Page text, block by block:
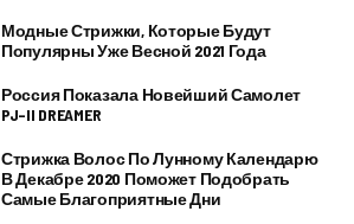
Модные Стрижки, Которые Будут
Популярны Уже Весной 2021 Года
Россия Показала Новейший Самолет
PJ–II DREAMER
Стрижка Волос По Лунному Календарю
В Декабре 2020 Поможет Подобрать
Самые Благоприятные Дни